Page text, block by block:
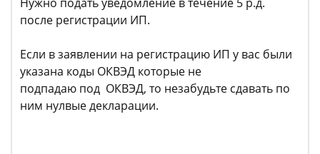
после регистрации ИП.
Если в заявлении на регистрацию ИП у вас были
указана коды ОКВЭД которые не
подпадаю под ОКВЭД, то незабудьте сдавать по
ним нулвые декларации.